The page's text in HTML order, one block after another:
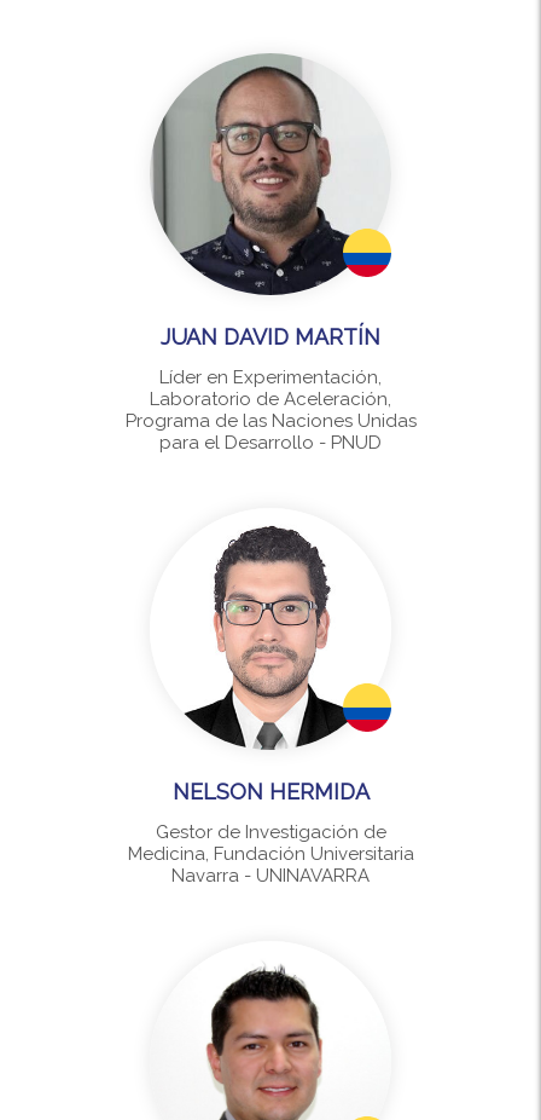
JUAN DAVID MARTÍN
Líder en Experimentación,
Laboratorio de Aceleración,
Programa de las Naciones Unidas
para el Desarrollo - PNUD
NELSON HERMIDA
Gestor de Investigación de
Medicina, Fundación Universitaria
Navarra - UNINAVARRA